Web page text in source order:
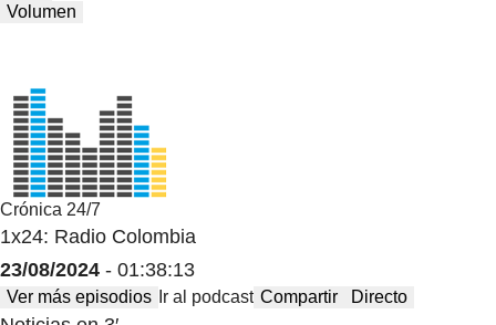
Volumen
Crónica 24/7
1x24: Radio Colombia
23/08/2024 - 01:38:13
Ver más episodios Ir al podcast Compartir Directo